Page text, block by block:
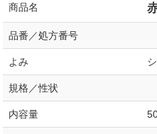
商品名
品番／処方番号
よみ
規格／性状
内容量